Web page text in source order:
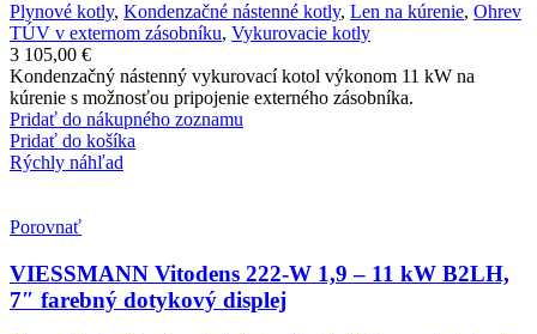
Plynové kotly, Kondenzačné nástenné kotly, Len na kúrenie, Ohrev
TÚV v externom zásobníku, Vykurovacie kotly
3 105,00 €
Kondenzačný nástenný vykurovací kotol výkonom 11 kW na
kúrenie s možnosťou pripojenie externého zásobníka.
Pridať do nákupného zoznamu
Pridať do košíka
Rýchly náhľad
Porovnať
VIESSMANN Vitodens 222-W 1,9 – 11 kW B2LH,
7″ farebný dotykový displej